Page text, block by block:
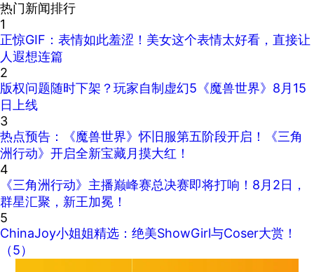
热门新闻排行
1
正惊GIF：表情如此羞涩！美女这个表情太好看，直接让
人遐想连篇
2
版权问题随时下架？玩家自制虚幻5《魔兽世界》8月15
日上线
3
热点预告：《魔兽世界》怀旧服第五阶段开启！《三角
洲行动》开启全新宝藏月摸大红！
4
《三角洲行动》主播巅峰赛总决赛即将打响！8月2日，
群星汇聚，新王加冕！
5
ChinaJoy小姐姐精选：绝美ShowGirl与Coser大赏！
（5）